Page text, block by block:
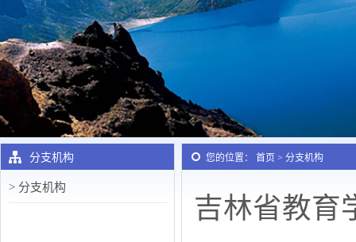
分支机构
> 分支机构
您的位置： 首页 > 分支机构
吉林省教育